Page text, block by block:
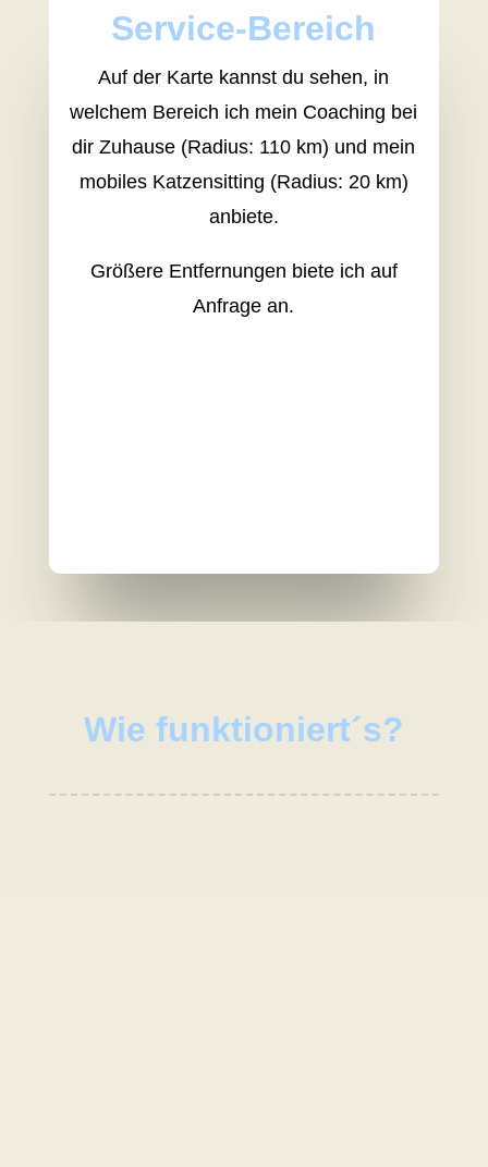
Service-Bereich
Auf der Karte kannst du sehen, in
welchem Bereich ich mein Coaching bei
dir Zuhause (Radius: 110 km) und mein
mobiles Katzensitting (Radius: 20 km)
anbiete.
Größere Entfernungen biete ich auf
Anfrage an.
Wie funktioniert´s?